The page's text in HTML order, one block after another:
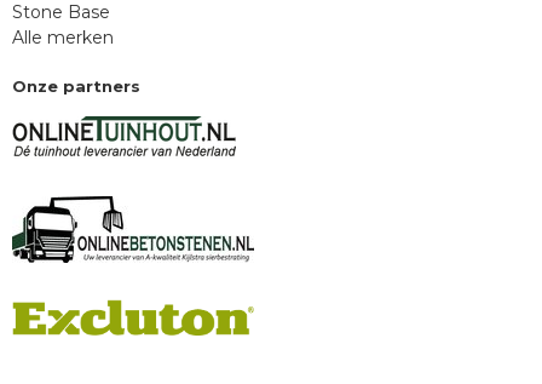
Stone Base
Alle merken
Onze partners